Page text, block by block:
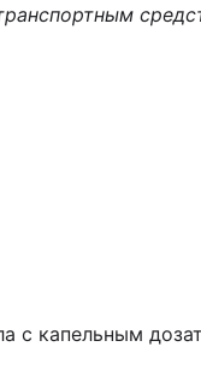
с капельным